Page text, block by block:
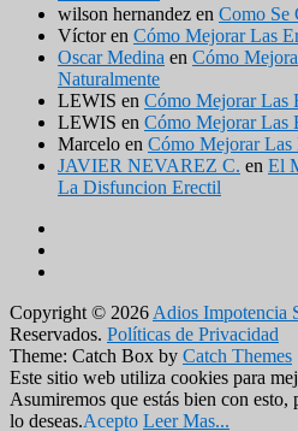
wilson hernandez en Como Se
Víctoren Cómo Mejorar Las
Oscar Medina en Cómo
Naturalmente
LEWIS en Cómo Mejorar Las
LEWIS en Cómo Mejorar Las
Marcelo en Cómo Mejorar Las
JAVIER NEVAREZ C. en El
La Disfuncion Erectil
Copyright © 2026 Adios Impotencia
Reservados. Políticas de Privacidad
Theme: Catch Box by Catch Themes
Desplazar
hacia
arriba
Este sitio web utiliza cookies para
Asumiremos que estás bien con
lo deseas.Acepto Leer Mas...